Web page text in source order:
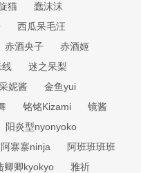
猫
蠢沫沫
西瓜呆毛汪
赤酒央子
赤酒姬
线
迷之呆梨
妮酱
金鱼yui
铭铭Kizami
镜酱
阳炎型nyonyoko
阿寨寨ninja
阿班班班班
卿卿kyokyo
雅祈